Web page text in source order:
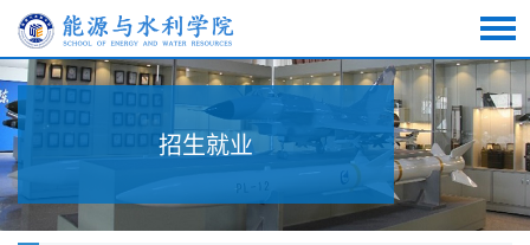
招生就业